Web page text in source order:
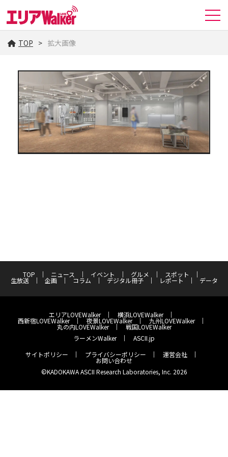
TOP 拡大画像
TOP ニュース イベント グルメ スポット
生放送 企画 コラム デジタル冊子 レポート データ
エリアLOVEWalker 横浜LOVEWalker
西新宿LOVEWalker 夜景LOVEWalker 九州LOVEWalker
丸の内LOVEWalker
戦国LOVEWalker
ラーメンWalker
ASCII.jp
サイトポリシー
プライバシーポリシー 運営会社
お問い合わせ
©KADOKAWA ASCII Research Laboratories, Inc. 2026